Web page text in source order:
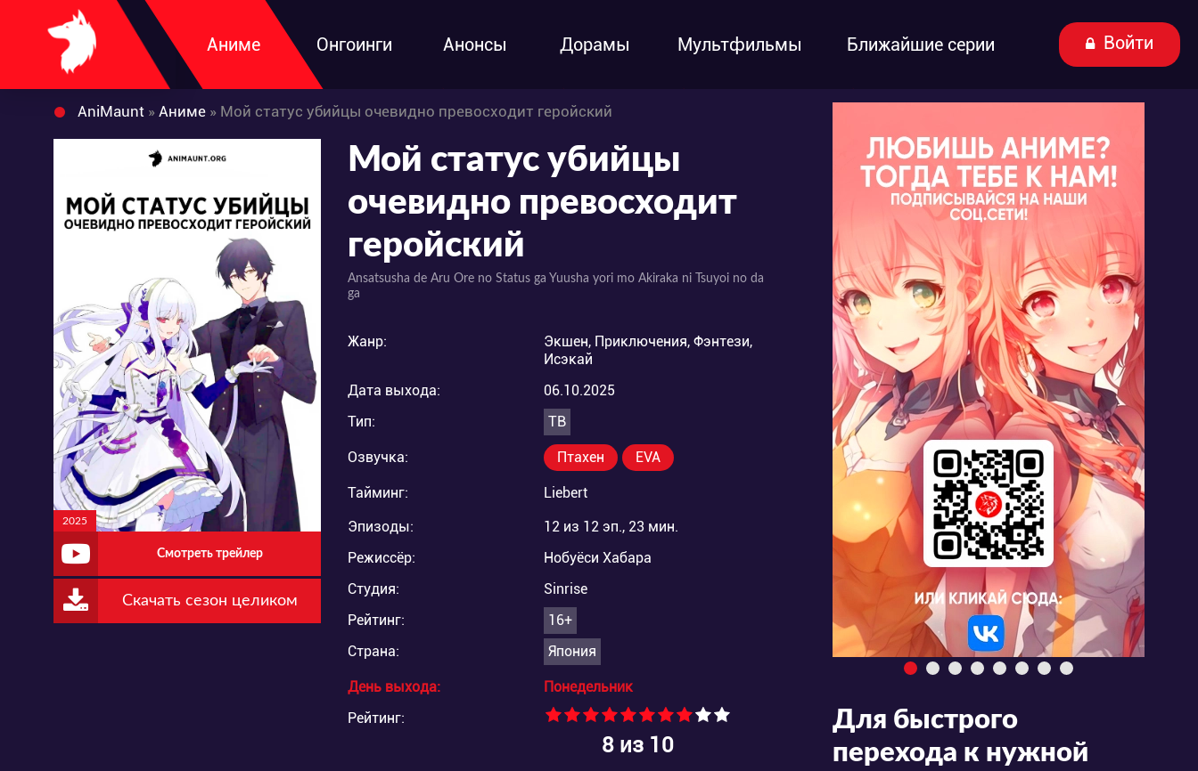
Аниме Онгоинги Анонсы Дорамы Мультфильмы Ближайшие серии Войти
AniMaunt » Аниме » Мой статус убийцы очевидно превосходит геройский
2025
Смотреть трейлер
Скачать сезон целиком
Мой статус убийцы
очевидно превосходит
геройский
Ansatsusha de Aru Ore no Status ga Yuusha yori mo Akiraka ni Tsuyoi no da
ga
Жанр:
Экшен, Приключения, Фэнтези,
Исэкай
Дата выхода:
06.10.2025
Тип:
ТВ
Озвучка: Птахен EVA
Тайминг:
Liebert
Эпизоды:
12 из 12 эп., 23 мин.
Режиссёр:
Нобуёси Хабара
Студия:
Sinrise
Рейтинг:
16+
Страна:
Япония
День выхода:
Понедельник
Рейтинг:
8из 10
Для быстрого
перехода к нужной